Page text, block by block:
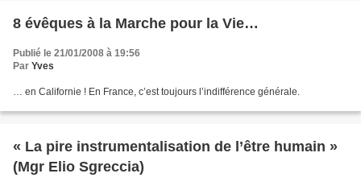
8 évêques à la Marche pour la Vie…
Publié le 21/01/2008 à 19:56
Par Yves
… en Californie ! En France, c’est toujours l’indifférence générale.
« La pire instrumentalisation de l’être humain »
(Mgr Elio Sgreccia)